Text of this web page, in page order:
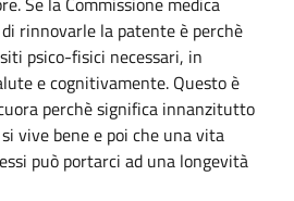
rinnovarle la patente è perchè
psico-fisici necessari, in
e cognitivamente. Questo è
perchè significa innanzitutto
vive bene e poi che una vita
può portarci ad una longevità